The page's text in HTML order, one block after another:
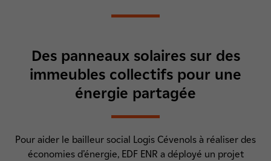
Des panneaux solaires sur des
immeubles collectifs pour une
énergie partagée
Pour aider le bailleur social Logis Cévenols à réaliser des
économies d’énergie, EDF ENR a déployé un projet